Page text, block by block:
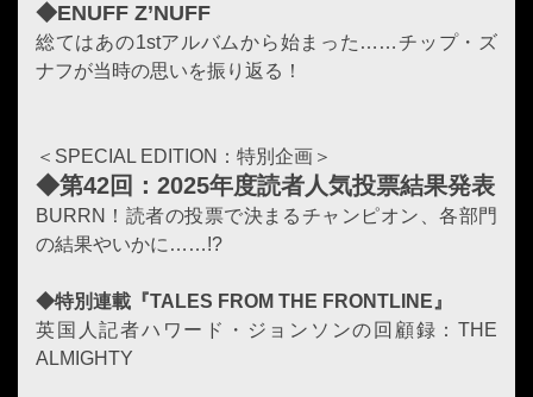
◆ENUFF Z’NUFF
総てはあの1stアルバムから始まった……チップ・ズ
ナフが当時の思いを振り返る！
＜SPECIAL EDITION：特別企画＞
◆第42回：2025年度読者人気投票結果発表
BURRN！読者の投票で決まるチャンピオン、各部門
の結果やいかに……!?
◆特別連載『TALES FROM THE FRONTLINE』
英国人記者ハワード・ジョンソンの回顧録：THE
ALMIGHTY